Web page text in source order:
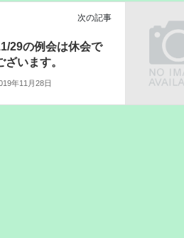
次の記事
29の例会は休会で
ざいます。
年11月28日